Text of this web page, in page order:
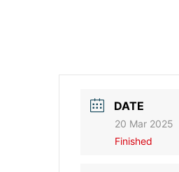
DATE
20 Mar 2025
Finished